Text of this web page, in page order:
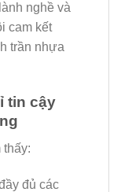
nghề và
cam kết
trần nhựa
tin cậy
thấy:
đủ các